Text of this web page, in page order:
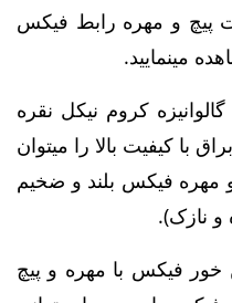
پیچ و مهره رابط فیکس
مینمایید.
کروم نیکل نقره
با کیفیت بالا را میتوان
مهره فیکس بلند و ضخیم
و نازک).
خور فیکس با مهره و پیچ